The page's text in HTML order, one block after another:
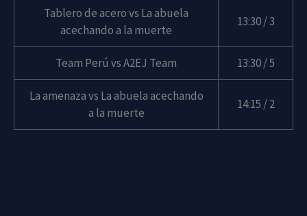
Tablero de acero vs La abuela
acechando a la muerte
13:30 / 3
Team Perú vs A2EJ Team 13:30 / 5
La amenaza vs La abuela acechando
a la muerte
14:15 / 2